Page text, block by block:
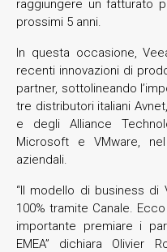
raggiungere un fatturato
prossimi 5 anni.
In questa occasione,
recenti innovazioni di
partner, sottolineando
tre distributori italiani
e degli Alliance
Microsoft e VMware,
aziendali.
“Il modello di business di
100% tramite Canale.
importante premiare i
EMEA” dichiara Olivier